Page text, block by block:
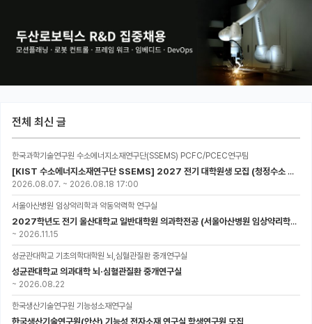
전체 최신 글
한국과학기술연구원 수소에너지소재연구단(SSEMS) PCFC/PCEC연구팀
[KIST 수소에너지소재연구단 SSEMS] 2027 전기 대학원생 모집 (청정수소 생산/활용을 위한 프로톤 세라믹 전지)
2026.08.07. ~ 2026.08.18 17:00
서울아산병원 임상약리학과 약동약력학 연구실
2027학년도 전기 울산대학교 일반대학원 의과학전공 (서울아산병원 임상약리학과 약동약력학 연구실) 대학원생 모집공고
~ 2026.11.15
성균관대학교 기초의학대학원 뇌,심혈관질환 중개연구실
성균관대학교 의과대학 뇌·심혈관질환 중개연구실
~ 2026.08.22
한국생산기술연구원 기능성소재연구실
한국생산기술연구원(안산) 기능성 전자소재 연구실 학생연구원 모집